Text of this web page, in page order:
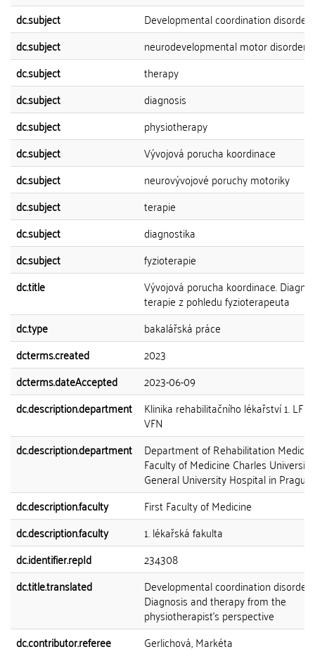
dc.subject
Developmental coordination disorder
dc.subject
neurodevelopmental motor disorder
dc.subject
therapy
dc.subject
diagnosis
dc.subject
physiotherapy
dc.subject
Vývojová porucha koordinace
dc.subject
neurovývojové poruchy motoriky
dc.subject
terapie
dc.subject
diagnostika
dc.subject
fyzioterapie
dc.title
Vývojová porucha koordinace.
terapie z pohledu fyzioterapeuta
dc.type
bakalářská práce
dcterms.created
2023
dcterms.dateAccepted
2023-06-09
dc.description.department
Klinika rehabilitačního lékařství 1. LF
VFN
dc.description.department
Department of Rehabilitation
Faculty of Medicine Charles
General University Hospital in Prague
dc.description.faculty
First Faculty of Medicine
dc.description.faculty
1. lékařská fakulta
dc.identifier.repId
234308
dc.title.translated
Developmental coordination disorder.
Diagnosis and therapy from the
physiotherapist's perspective
dc.contributor.referee
Gerlichová, Markéta